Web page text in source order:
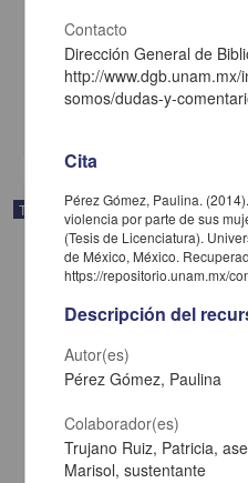
afectiva
Gómez Zarco, Alberto
Medicina y Ciencias de la Salud
Trabajo de grado
Contacto
Dirección General de
http://
somos/dudas-y-
Cita
Pérez Gómez, Paulina.
violencia por parte de sus
(Tesis de Licenciatura).
de México, México.
https://repositorio.unam.mx/
Descripción del
Autor(es)
Pérez Gómez, Paulina
Colaborador(es)
Trujano Ruiz, Patricia,
Marisol, sustentante